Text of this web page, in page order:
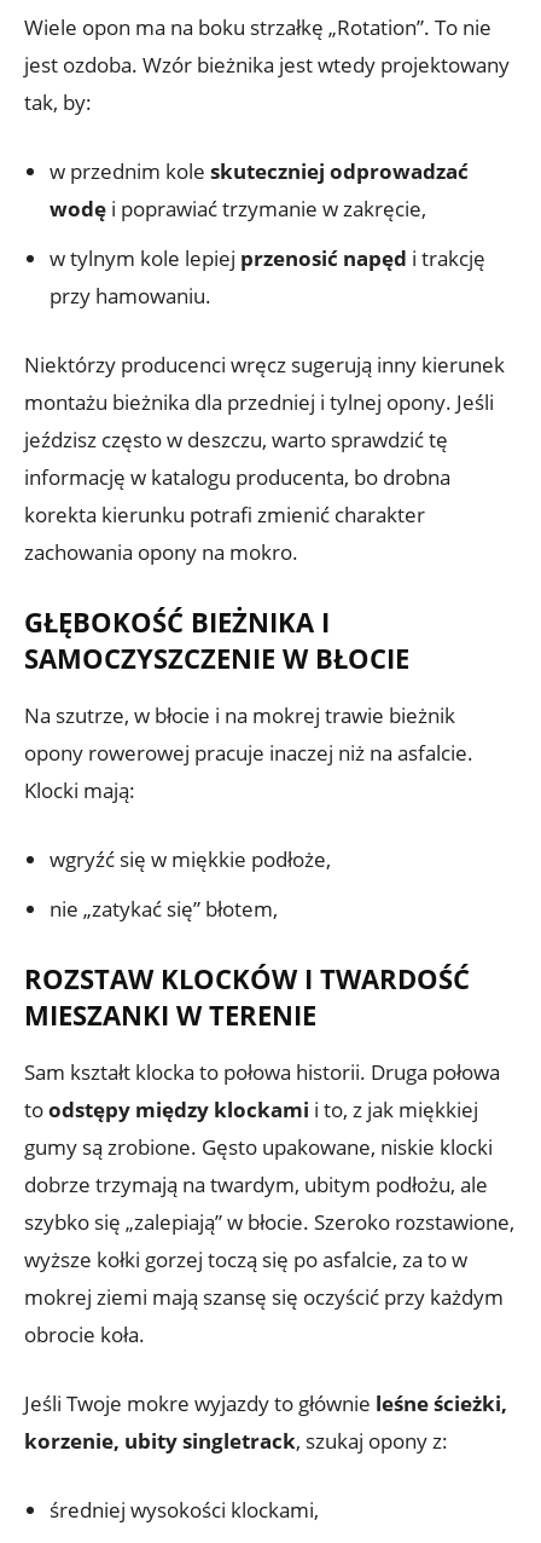
Wiele opon ma na boku strzałkę „Rotation”. To nie
jest ozdoba. Wzór bieżnika jest wtedy projektowany
tak, by:
w przednim kole skuteczniej odprowadzać
wodę i poprawiać trzymanie w zakręcie,
w tylnym kole lepiej przenosić napęd i trakcję
przy hamowaniu.
Niektórzy producenci wręcz sugerują inny kierunek
montażu bieżnika dla przedniej i tylnej opony. Jeśli
jeździsz często w deszczu, warto sprawdzić tę
informację w katalogu producenta, bo drobna
korekta kierunku potrafi zmienić charakter
zachowania opony na mokro.
GŁĘBOKOŚĆ BIEŻNIKA I
SAMOCZYSZCZENIE W BŁOCIE
Na szutrze, w błocie i na mokrej trawie bieżnik
opony rowerowej pracuje inaczej niż na asfalcie.
Klocki mają:
wgryźć się w miękkie podłoże,
nie „zatykać się” błotem,
ROZSTAW KLOCKÓW I TWARDOŚĆ
MIESZANKI W TERENIE
Sam kształt klocka to połowa historii. Druga połowa
toodstępy między klockami i to, z jak miękkiej
gumy są zrobione. Gęsto upakowane, niskie klocki
dobrze trzymają na twardym, ubitym podłożu, ale
szybko się „zalepiają” w błocie. Szeroko rozstawione,
wyższe kołki gorzej toczą się po asfalcie, za to w
mokrej ziemi mają szansę się oczyścić przy każdym
obrocie koła.
Jeśli Twoje mokre wyjazdy to głównie leśne ścieżki,
korzenie, ubity singletrack, szukaj opony z:
średniej wysokości klockami,